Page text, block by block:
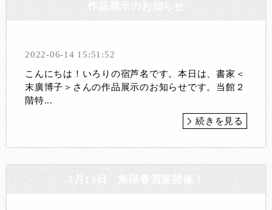
作品展示のお知らせ
2022-06-14 15:51:52
こんにちは！いろりの宿芦名です。本日は、書家＜
末廣博子＞さんの作品展示のお知らせです。当館２
階特...
続きを見る
5月13日 無限春酒宴開催！